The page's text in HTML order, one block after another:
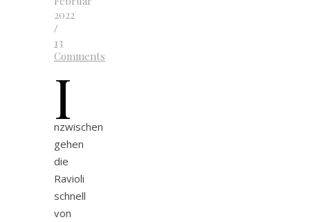
2022
/
13
Comments
I
nzwischen
gehen
die
Ravioli
schnell
von